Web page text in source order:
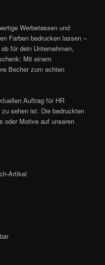
Werbetassen und
Farben bedrucken lassen –
für dein Unternehmen,
Mit einem
Becher zum echten
Auftrag für HR
sehen ist. Die bedruckten
oder Motive auf unseren
Artikel